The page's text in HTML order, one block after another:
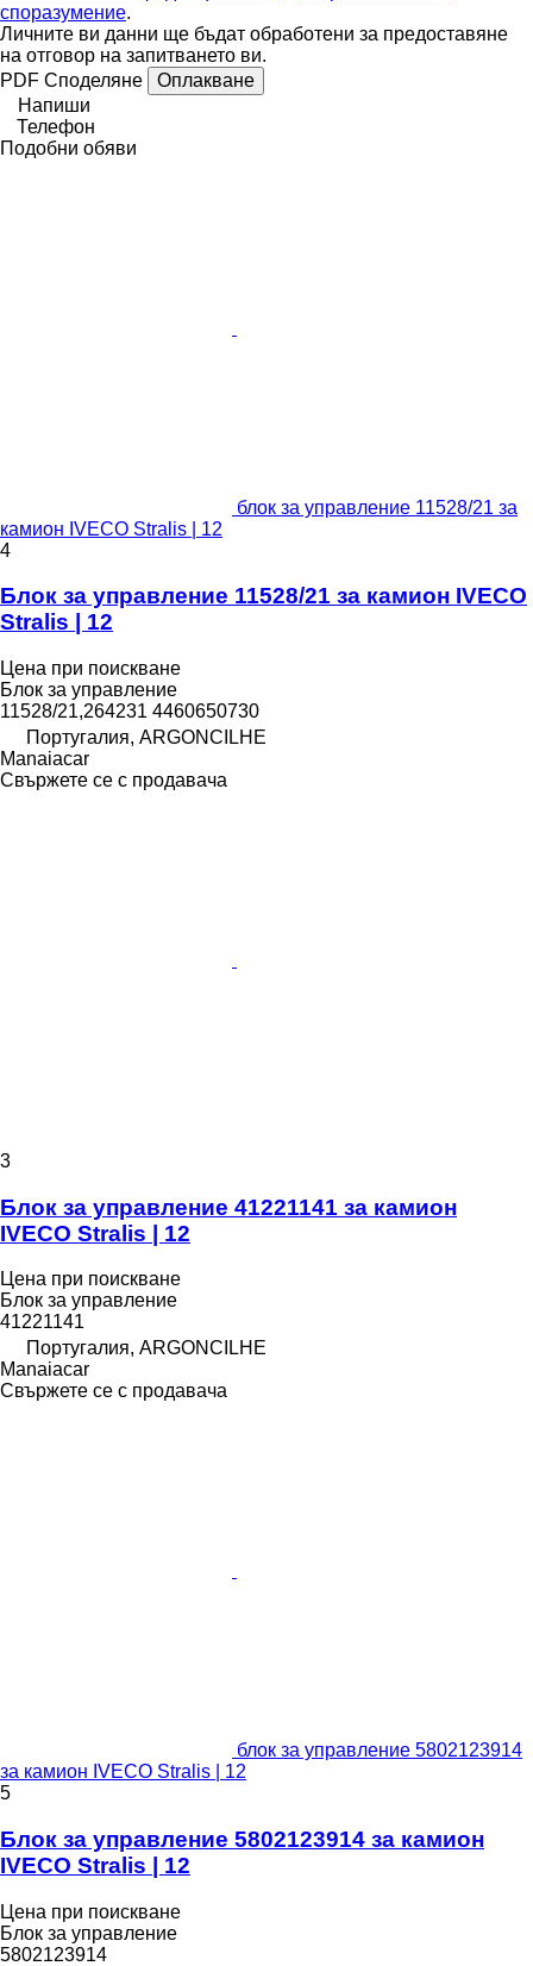
споразумение.
Личните ви данни ще бъдат обработени за предоставяне
на отговор на запитването ви.
PDF Споделяне
Оплакване
Напиши
Телефон
Подобни обяви
блок за управление 11528/21 за
камион IVECO Stralis | 12
4
Блок за управление 11528/21 за камион IVECO
Stralis | 12
Цена при поискване
Блок за управление
11528/21,264231 4460650730
Португалия, ARGONCILHE
Manaiacar
Свържете се с продавача
3
Блок за управление 41221141 за камион
IVECO Stralis | 12
Цена при поискване
Блок за управление
41221141
Португалия, ARGONCILHE
Manaiacar
Свържете се с продавача
блок за управление 5802123914
за камион IVECO Stralis | 12
5
Блок за управление 5802123914 за камион
IVECO Stralis | 12
Цена при поискване
Блок за управление
5802123914